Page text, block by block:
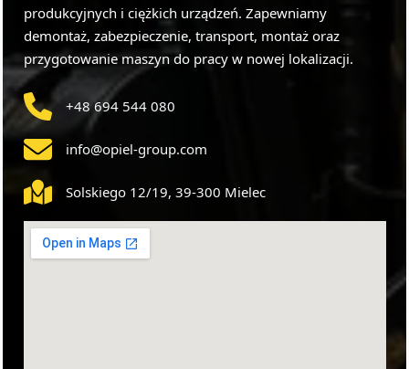
produkcyjnych i ciężkich urządzeń. Zapewniamy
demontaż, zabezpieczenie, transport, montaż oraz
przygotowanie maszyn do pracy w nowej lokalizacji.
+48 694 544 080
info@opiel-group.com
Solskiego 12/19, 39-300 Mielec